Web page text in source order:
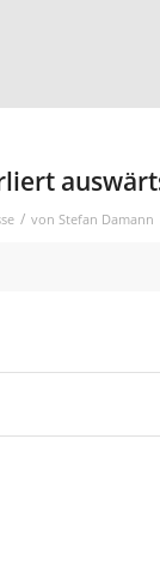
/ von Stefan Damann